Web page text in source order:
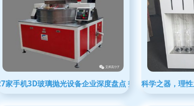
润影响与市场展望
家手机3D玻璃抛光设备企业深度盘点 技术趋势与市场洞察
科学之器，理